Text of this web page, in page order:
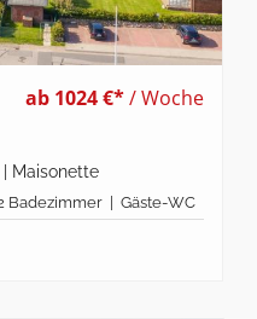
ab 1024 €*/ Woche
Maisonette
Badezimmer | Gäste-WC